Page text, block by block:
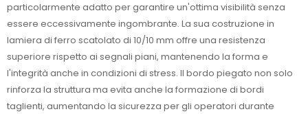
particolarmente adatto per garantire un'ottima visibilità senza
essere eccessivamente ingombrante. La sua costruzione in
lamiera di ferro scatolato di 10/10 mm offre una resistenza
superiore rispetto ai segnali piani, mantenendo la forma e
l'integrità anche in condizioni di stress. Il bordo piegato non solo
rinforza la struttura ma evita anche la formazione di bordi
taglienti, aumentando la sicurezza per gli operatori durante